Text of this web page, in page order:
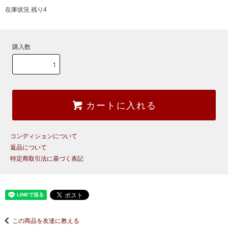
在庫状況 残り4
購入数
カートに入れる
コンディションについて
返品について
特定商取引法に基づく表記
この商品を友達に教える